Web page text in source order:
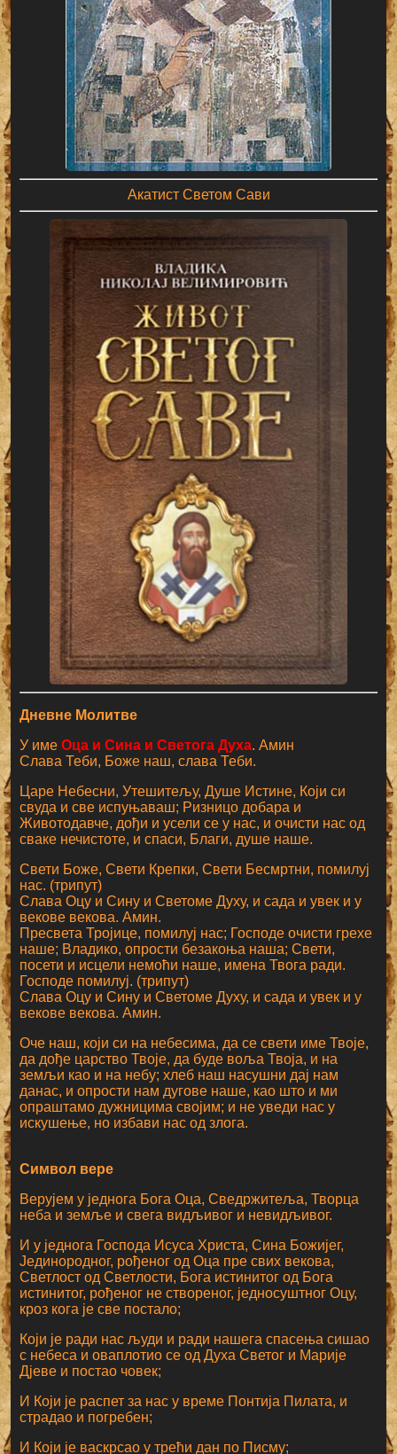
Акатист Светом Сави
Дневне Молитве
У имеОца и Сина и Светога Духа. Амин
Слава Теби, Боже наш, слава Теби.
Царе Небесни, Утешитељу, Душе Истине, Који си
свуда и све испуњаваш; Ризницо добара и
Животодавче, дођи и усели се у нас, и очисти нас од
сваке нечистоте, и спаси, Благи, душе наше.
Свети Боже, Свети Крепки, Свети Бесмртни, помилуј
нас. (трипут)
Слава Оцу и Сину и Светоме Духу, и сада и увек и у
векове векова. Амин.
Пресвета Тројице, помилуј нас; Господе очисти грехе
наше; Владико, опрости безакоња наша; Свети,
посети и исцели немоћи наше, имена Твога ради.
Господе помилуј. (трипут)
Слава Оцу и Сину и Светоме Духу, и сада и увек и у
векове векова. Амин.
Оче наш, који си на небесима, да се свети име Твоје,
да дође царство Твоје, да буде воља Твоја, и на
земљи као и на небу; хлеб наш насушни дај нам
данас, и опрости нам дугове наше, као што и ми
опраштамо дужницима својим; и не уведи нас у
искушење, но избави нас од злога.
Символ вере
Верујем у једнога Бога Оца, Сведржитеља, Творца
неба и земље и свега видљивог и невидљивог.
И у једнога Господа Исуса Христа, Сина Божијег,
Јединородног, рођеног од Оца пре свих векова,
Светлост од Светлости, Бога истинитог од Бога
истинитог, рођеног не створеног, једносуштног Оцу,
кроз кога је све постало;
Који је ради нас људи и ради нашега спасења сишао
с небеса и оваплотио се од Духа Светог и Марије
Дјеве и постао човек;
И Који је распет за нас у време Понтија Пилата, и
страдао и погребен;
И Који је васкрсао у трећи дан по Писму;